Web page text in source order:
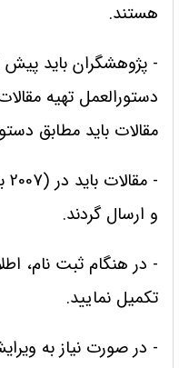
هستند.
- پژوهشگران باید پیش
دستورالعمل تهیه
مقالات باید مطابق
و ارسال گردند.
- در هنگام ثبت نام،
تکمیل نمایید.
- در صورت نیاز به